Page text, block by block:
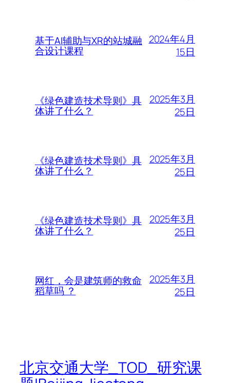
基于AI辅助与XR的站城融
合设计课程
2024年4月
15日
《绿色建造技术导则》具
体讲了什么？
2025年3月
25日
《绿色建造技术导则》具
体讲了什么？
2025年3月
25日
《绿色建造技术导则》具
体讲了什么？
2025年3月
25日
网红，会是建筑师的救命
稻草吗 ？
2025年3月
25日
北京交通大学_TOD_研究课